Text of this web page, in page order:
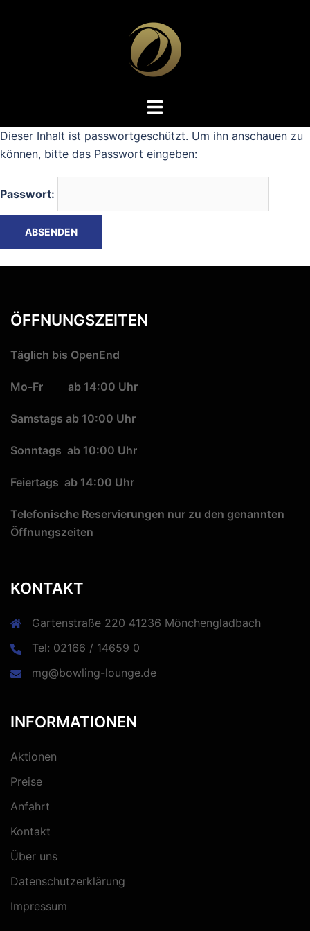
Dieser Inhalt ist passwortgeschützt. Um ihn anschauen zu
können, bitte das Passwort eingeben:
Passwort:
ÖFFNUNGSZEITEN
Täglich bis OpenEnd
Mo-Fr ab 14:00 Uhr
Samstags ab 10:00 Uhr
Sonntags ab 10:00 Uhr
Feiertags ab 14:00 Uhr
Telefonische Reservierungen nur zu den genannten
Öffnungszeiten
KONTAKT
Gartenstraße 220 41236 Mönchengladbach
Tel: 02166 / 14659 0
mg@bowling-lounge.de
INFORMATIONEN
Aktionen
Preise
Anfahrt
Kontakt
Über uns
Datenschutzerklärung
Impressum